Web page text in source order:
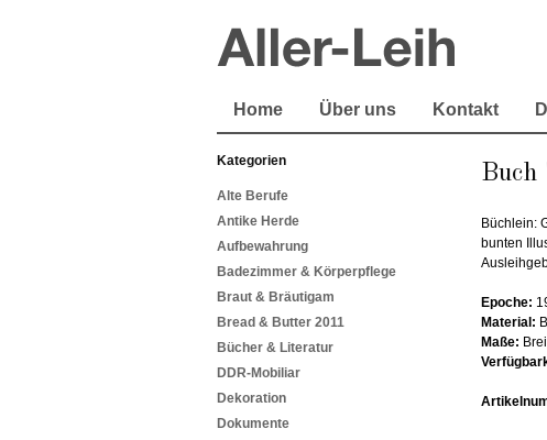
Home Über uns Kontakt
Kategorien
Alte Berufe
Antike Herde
Aufbewahrung
Badezimmer & Körperpflege
Braut & Bräutigam
Bread & Butter 2011
Bücher & Literatur
DDR-Mobiliar
Dekoration
Dokumente
Buch
Büchlein:
bunten
Epoche:
Material:
Maße: